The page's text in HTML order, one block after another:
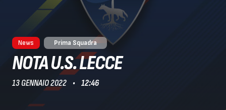
News Prima Squadra
NOTA U.S. LECCE
13 GENNAIO 2022 12:46